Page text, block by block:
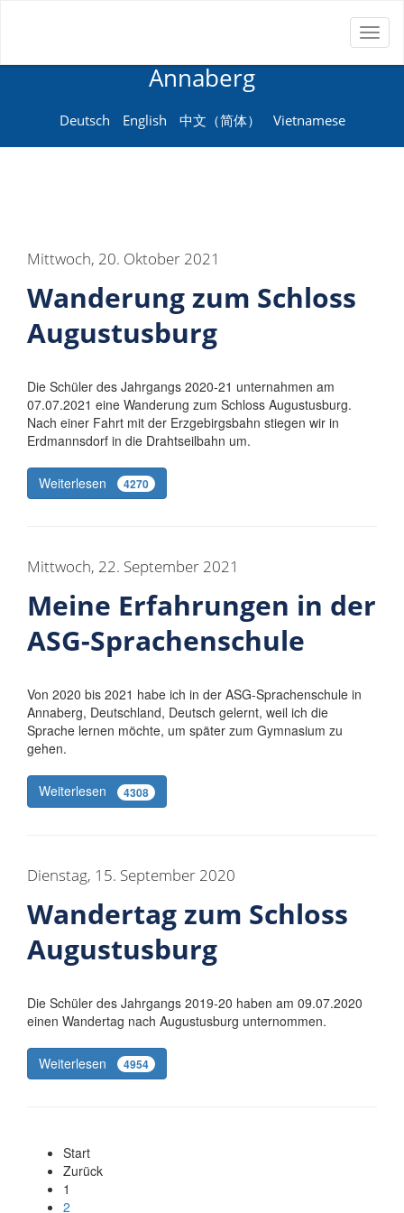
Annaberg
Deutsch English 中文（简体） Vietnamese
Mittwoch, 20. Oktober 2021
Wanderung zum Schloss
Augustusburg
Die Schüler des Jahrgangs 2020-21 unternahmen am
07.07.2021 eine Wanderung zum Schloss Augustusburg.
Nach einer Fahrt mit der Erzgebirgsbahn stiegen wir in
Erdmannsdorf in die Drahtseilbahn um.
Weiterlesen 4270
Mittwoch, 22. September 2021
Meine Erfahrungen in der
ASG-Sprachenschule
Von 2020 bis 2021 habe ich in der ASG-Sprachenschule in
Annaberg, Deutschland, Deutsch gelernt, weil ich die
Sprache lernen möchte, um später zum Gymnasium zu
gehen.
Weiterlesen 4308
Dienstag, 15. September 2020
Wandertag zum Schloss
Augustusburg
Die Schüler des Jahrgangs 2019-20 haben am 09.07.2020
einen Wandertag nach Augustusburg unternommen.
Weiterlesen 4954
Start
Zurück
1
2